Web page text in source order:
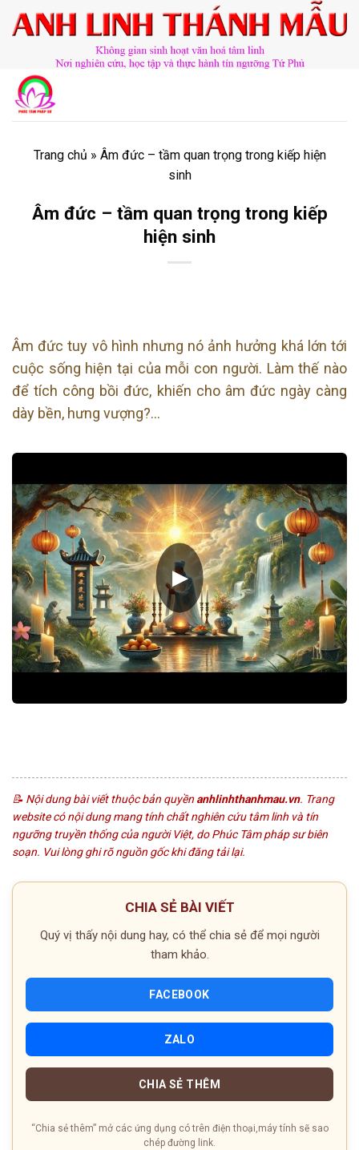
Chuyển
đến
Trang chủ » Âm đức – tầm quan trọng trong kiếp hiện
sinh
Âm đức – tầm quan trọng trong kiếp
hiện sinh
Âm đức tuy vô hình nhưng nó ảnh hưởng khá lớn tới
cuộc sống hiện tại của mỗi con người. Làm thế nào
để tích công bồi đức, khiến cho âm đức ngày càng
dày bền, hưng vượng?…
▶
📝 Nội dung bài viết thuộc bản quyền anhlinhthanhmau.vn. Trang
website có nội dung mang tính chất nghiên cứu tâm linh và tín
ngưỡng truyền thống của người Việt, do Phúc Tâm pháp sư biên
soạn. Vui lòng ghi rõ nguồn gốc khi đăng tải lại.
CHIA SẺ BÀI VIẾT
Quý vị thấy nội dung hay, có thể chia sẻ để mọi người
tham khảo.
FACEBOOK
ZALO
CHIA SẺ THÊM
“Chia sẻ thêm” mở các ứng dụng có trên điện thoại,máy tính sẽ sao
chép đường link.